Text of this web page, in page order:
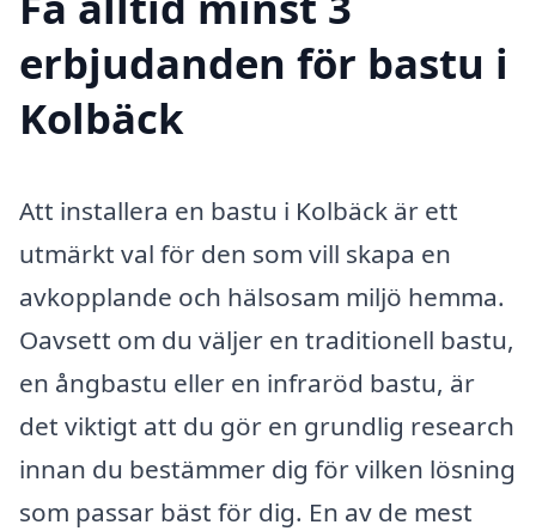
erbjudanden för bastu i
Kolbäck
Att installera en bastu i Kolbäck är ett
utmärkt val för den som vill skapa en
avkopplande och hälsosam miljö hemma.
Oavsett om du väljer en traditionell bastu,
en ångbastu eller en infraröd bastu, är
det viktigt att du gör en grundlig research
innan du bestämmer dig för vilken lösning
som passar bäst för dig. En av de mest